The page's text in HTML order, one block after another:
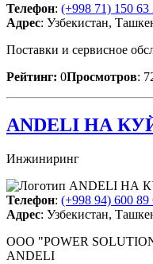
Телефон: (+998 71) 150 63
Адрес: Узбекистан,
Поставки и сервисное
Рейтинг: 0Просмотров:
ANDELI НА
Инжиниринг
Телефон: (+998 94) 600 89
Адрес: Узбекистан,
OOO "POWER
ANDELI